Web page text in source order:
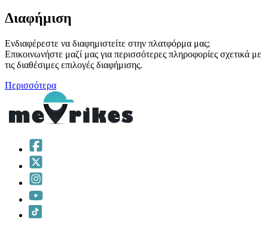
Διαφήμιση
Ενδιαφέρεστε να διαφημιστείτε στην πλατφόρμα μας;
Επικοινωνήστε μαζί μας για περισσότερες πληροφορίες σχετικά με
τις διαθέσιμες επιλογές διαφήμισης.
Περισσότερα